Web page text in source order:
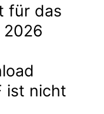
für das
2026
ist nicht